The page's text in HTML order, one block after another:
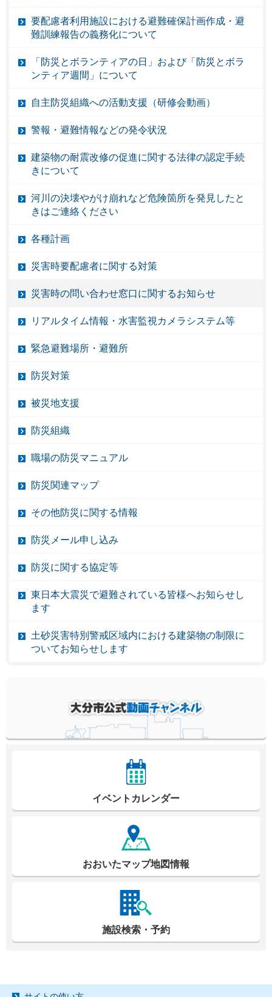
要配慮者利用施設における避難確保計画作成・避
難訓練報告の義務化について
「防災とボランティアの日」および「防災とボラ
ンティア週間」について
自主防災組織への活動支援（研修会動画）
警報・避難情報などの発令状況
建築物の耐震改修の促進に関する法律の認定手続
きについて
河川の決壊やがけ崩れなど危険箇所を発見したと
きはご連絡ください
各種計画
災害時要配慮者に関する対策
災害時の問い合わせ窓口に関するお知らせ
リアルタイム情報・水害監視カメラシステム等
緊急避難場所・避難所
防災対策
被災地支援
防災組織
職場の防災マニュアル
防災関連マップ
その他防災に関する情報
防災メール申し込み
防災に関する協定等
東日本大震災で避難されている皆様へお知らせし
ます
土砂災害特別警戒区域内における建築物の制限に
ついてお知らせします
イベントカレンダー
おおいたマップ地図情報
施設検索・予約